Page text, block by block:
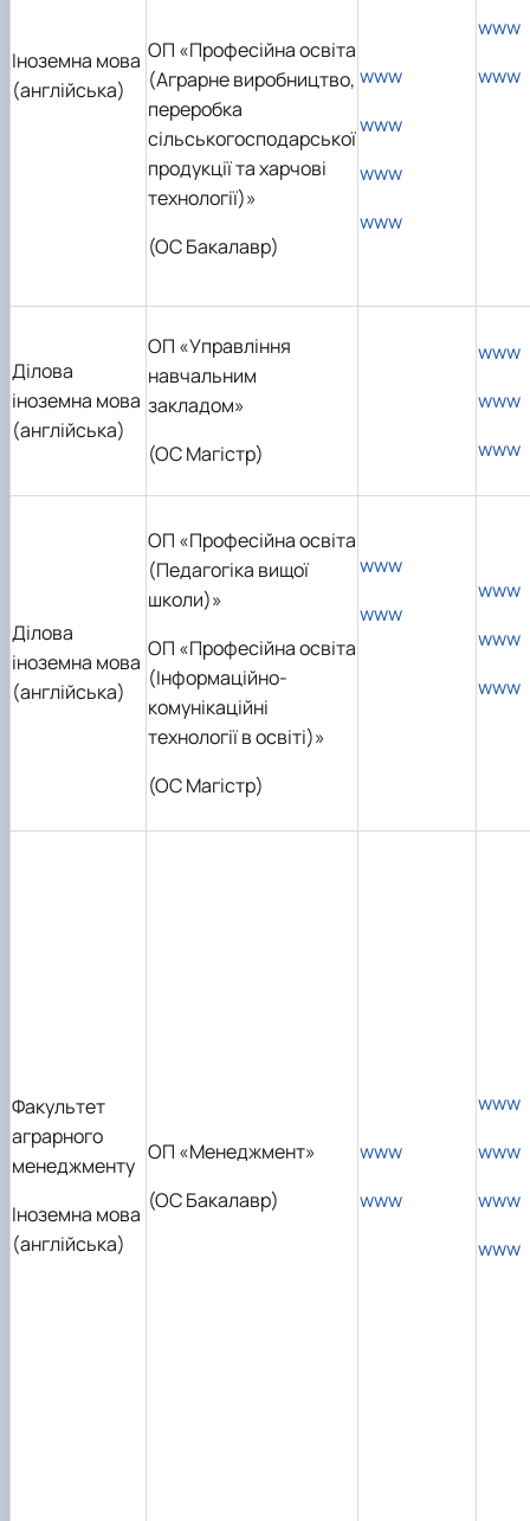
Іноземна мова
(англійська)
ОП «Професійна освіта
(Аграрне виробництво,
переробка
сільськогосподарської
продукції та харчові
технології)»
(ОС Бакалавр)
www
www
www
www
www
www
Ділова
іноземна мова
(англійська)
ОП «Управління
навчальним
закладом»
(ОС Магістр)
www
www
www
Ділова
іноземна мова
(англійська)
ОП «Професійна освіта
(Педагогіка вищої
школи)»
ОП «Професійна освіта
(Інформаційно-
комунікаційні
технології в освіті)»
(ОС Магістр)
www
www
www
www
www
Факультет
аграрного
менеджменту
Іноземна мова
(англійська)
ОП «Менеджмент»
(ОС Бакалавр)
www
www
www
www
www
www